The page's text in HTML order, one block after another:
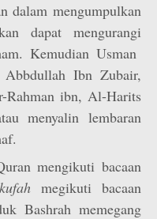
dalam mengumpulkan
dapat mengurangi
Kemudian Usman
Ibn Zubair,
Rahman ibn, Al-Harits
menyalin lembaran
mengikuti bacaan
kufah megikuti bacaan
Bashrah memegang